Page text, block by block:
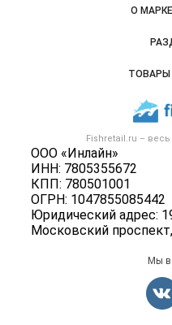
Важные разделы и
Fishretail.ru – весь
ООО «Инлайн»
ИНН: 7805355672
КПП: 780501001
ОГРН: 1047855085442
Юридический адрес:
Московский
Навигация по сайту
О
Политика
ТОВАРЫ
Карта
Мы в